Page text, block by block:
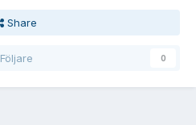
Share
Följare 0